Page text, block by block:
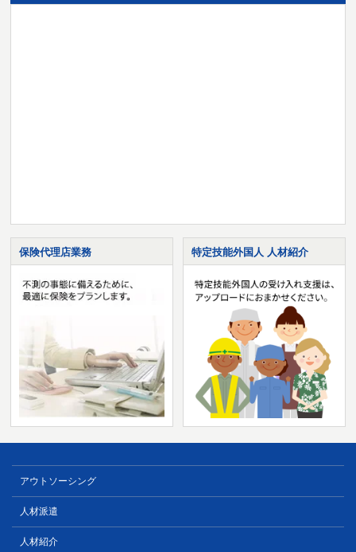
保険代理店業務 特定技能外国人 人材紹介
アウトソーシング
人材派遣
人材紹介